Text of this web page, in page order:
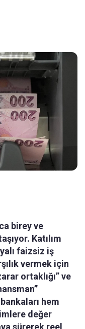
birey ve
Katılım
faizsiz iş
vermek için
ortaklığı” ve
hem
değer
sürerek reel